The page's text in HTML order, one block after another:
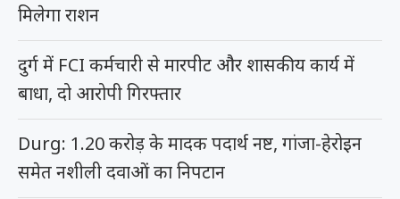
मिलेगा राशन
दुर्ग में FCI कर्मचारी से मारपीट और शासकीय कार्य में
बाधा, दो आरोपी गिरफ्तार
Durg: 1.20 करोड़ के मादक पदार्थ नष्ट, गांजा-हेरोइन
समेत नशीली दवाओं का निपटान